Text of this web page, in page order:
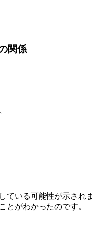
関係
ている可能性が示されま
とがわかったのです。